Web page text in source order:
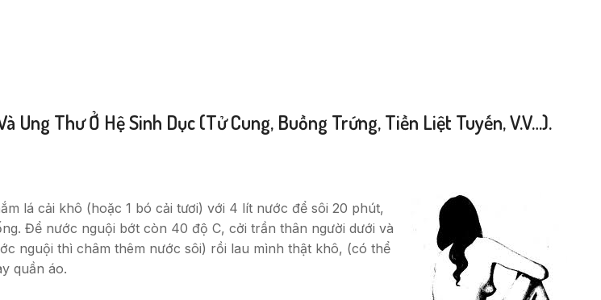
Ung Thư Ở Hệ Sinh Dục (tử Cung, Buồng Trứng, Tiền Liệt Tuyến, V.v…).
lá cải khô (hoặc 1 bó cải tươi) với 4 lít nước để sôi 20 phút,
Để nước nguội bớt còn 40 độ C, cởi trần thân người dưới và
nguội thì châm thêm nước sôi) rồi lau mình thật khô, (có thể
quần áo.